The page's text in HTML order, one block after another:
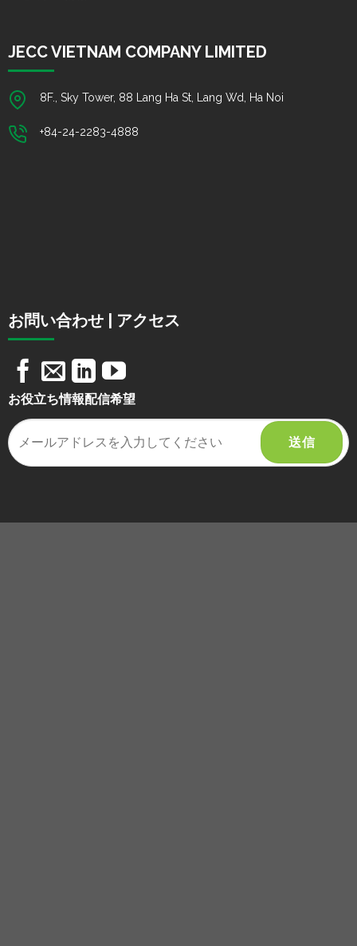
JECC VIETNAM COMPANY LIMITED
8F., Sky Tower, 88 Lang Ha St, Lang Wd, Ha Noi
+84-24-2283-4888
お問い合わせ | アクセス
お役立ち情報配信希望